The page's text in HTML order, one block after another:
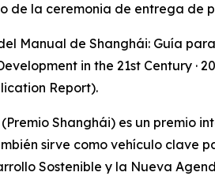
de la ceremonia de entrega de
Manual de Shanghái: Guía
in the 21st Century ·
Report).
Shanghái) es un
sirve como vehículo clave
Sostenible y la Nueva